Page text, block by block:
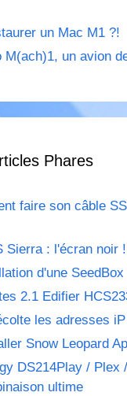
un Mac M1 ?!
M(ach)1, un avion
Phares
faire son câble
Sierra : l'écran noir !
d'une SeedBox
2.1 Edifier
les adresses iP
Snow Leopard
DS214Play / Plex
ultime